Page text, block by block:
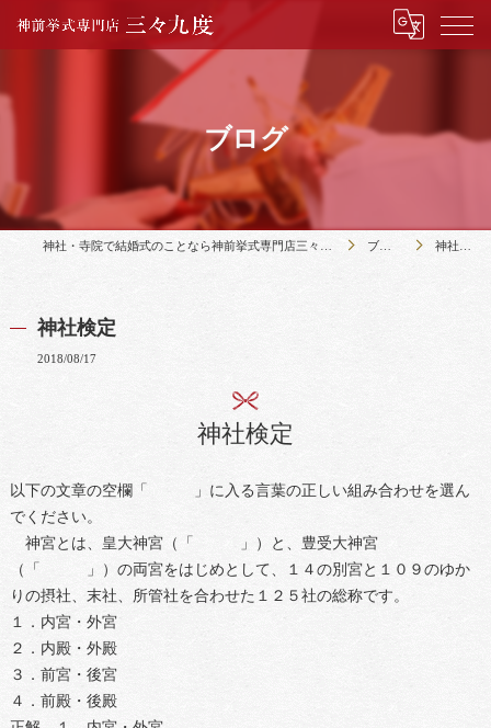
ブログ
ブログ 神社検定
神社検定
2018/08/17
神社検定
以下の文章の空欄「 」に入る言葉の正しい組み合わせを選ん
でください。
神宮とは、皇大神宮（「 」）と、豊受大神宮
（「 」）の両宮をはじめとして、１４の別宮と１０９のゆか
りの摂社、末社、所管社を合わせた１２５社の総称です。
１．内宮・外宮
２．内殿・外殿
３．前宮・後宮
４．前殿・後殿